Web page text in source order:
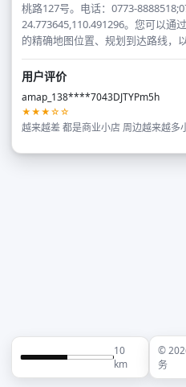
桃路127号。电话：0773-
24.773645,110.491296。您可以通
的精确地图位置、规划到达路线，
用户评价
amap_138****7043DJTYPm5h
★★★☆☆
越来越差 都是商业小店 周边越来越多
10
km
©
务